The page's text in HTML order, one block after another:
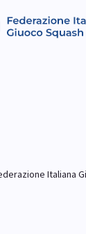
Italiana